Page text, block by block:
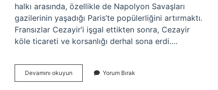
halkı arasında, özellikle de Napolyon Savaşları
gazilerinin yaşadığı Paris’te popülerliğini artırmaktı.
Fransızlar Cezayir’i işgal ettikten sonra, Cezayir
köle ticareti ve korsanlığı derhal sona erdi.…
Devamını okuyun
Cezayiri
Yorum Bırak